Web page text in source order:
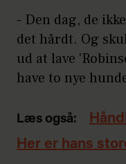
- Den dag, de
det hårdt. Og
ud at lave
have to nye
Læs også:
Her er hans